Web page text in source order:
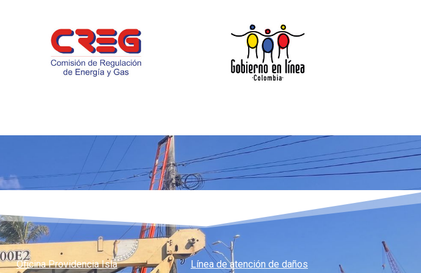
Oficina Providencia Isla
Línea de atención de daños